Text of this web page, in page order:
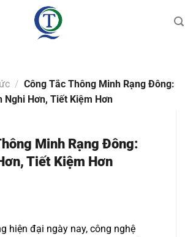
/ Công Tắc Thông Minh Rạng Đông:
Nghi Hơn, Tiết Kiệm Hơn
Minh Rạng Đông:
Tiết Kiệm Hơn
hiện đại ngày nay, công nghệ